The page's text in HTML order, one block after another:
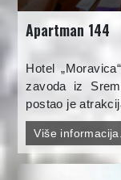
Apartman 144
Hotel
zavoda iz
postao je
Više